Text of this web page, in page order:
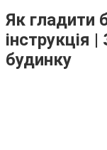
Як гладити
інструкція
будинку